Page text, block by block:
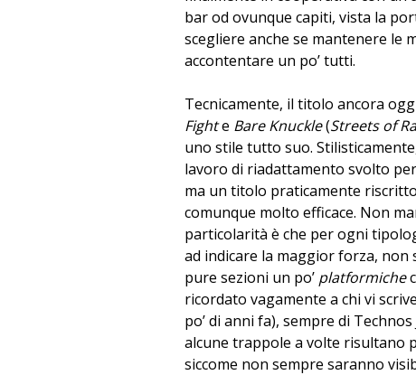
bar od ovunque capiti, vista la
scegliere anche se mantenere le
accontentare un po’ tutti.
Tecnicamente, il titolo ancora
Fighte Bare Knuckle(Streets of
uno stile tutto suo.
lavoro di riadattamento svolto
ma un titolo praticamente
comunque molto efficace. Non
particolarità è che per ogni
ad indicare la maggior forza, non
pure sezioni un po’ platformiche
ricordato vagamente a chi vi
po’ di anni fa), sempre di
alcune trappole a volte risultano
siccome non sempre saranno